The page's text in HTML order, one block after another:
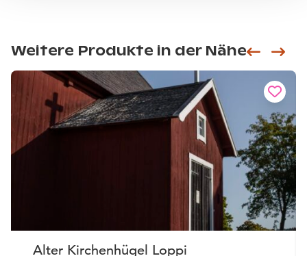
Weitere Produkte in der Nähe
Alter Kirchenhügel Loppi
Siirry